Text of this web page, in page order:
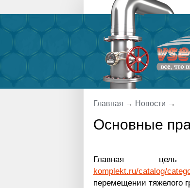
Главная → Новости →
Основные
Главная
komplekt.ru/catalog/
перемещении тяжелого